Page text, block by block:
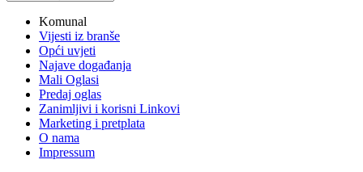
Komunal
Vijesti iz branše
Opći uvjeti
Najave događanja
Mali Oglasi
Predaj oglas
Zanimljivi i korisni Linkovi
Marketing i pretplata
O nama
Impressum